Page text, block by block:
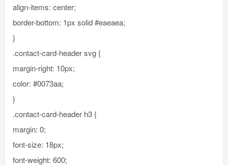
align-items: center;
border-bottom: 1px solid #eaeaea;
}
.contact-card-header svg {
margin-right: 10px;
color: #0073aa;
}
.contact-card-header h3 {
margin: 0;
font-size: 18px;
font-weight: 600;